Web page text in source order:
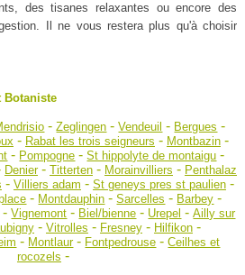
des tisanes relaxantes ou encore des
Il ne vous restera plus qu'à choisir
Botaniste
-Zeglingen -Vendeuil - Bergues -
- Rabat les trois seigneurs - Montbazin-
- Pompogne -St hippolyte de montaigu -
Denier- Titterten- Morainvilliers - Penthalaz
- Villiers adam - St geneys pres st paulien-
- Montdauphin -Sarcelles - Barbey -
-Vignemont - Biel/bienne - Urepel -Ailly sur
- Vitrolles - Fresney- Hilfikon-
- Montlaur- Fontpedrouse -Ceilhes et
rocozels -